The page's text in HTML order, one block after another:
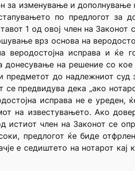
за изменување и дополнување
по предлогот за
1 од овој член на Законот
врз основа на
исправа и ќе
донесување на решение со кое
предметот до надлежниот суд
предвидува дека „ако
исправа не е уреден,
на известувањето. Ако
истиот член на Законот се
предлогот ќе биде
е седиштето на нотарот кај